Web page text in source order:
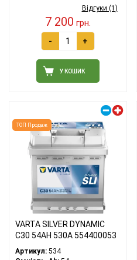
Відгуки (1)
7 200 грн.
- +
У КОШИК
ТОП Продаж
VARTA SILVER DYNAMIC
C30 54АH 530A 554400053
Артикул: 534